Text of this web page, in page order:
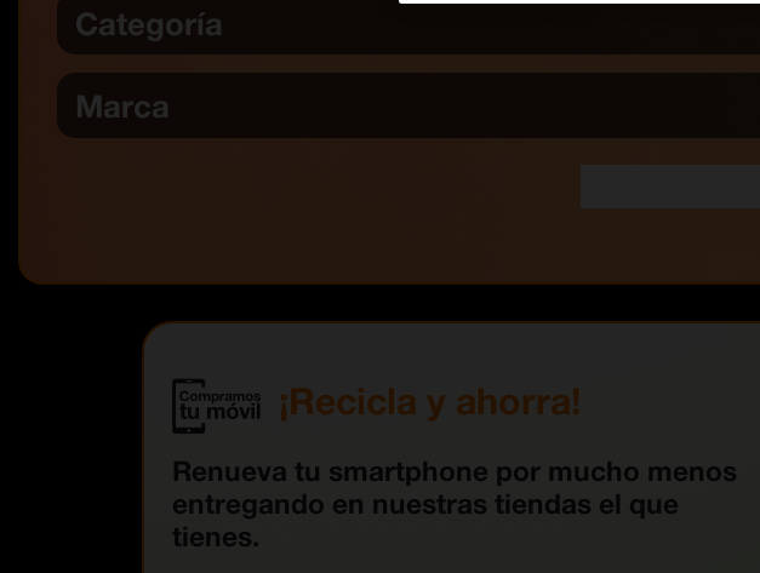
Categoría
Marca
¡Recicla y ahorra!
Renueva tu smartphone por mucho menos
entregando en nuestras tiendas el que
tienes.